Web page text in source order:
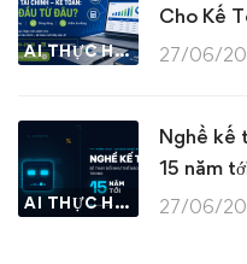
AI THỰC HÀNH
Cho Kế
27/06/
AI THỰC HÀNH
Nghề kế
15 năm
27/06/